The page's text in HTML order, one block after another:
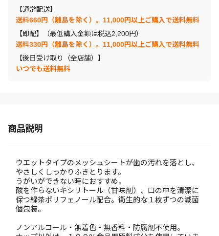
【通常配送】
送料660円（離島を除く）。11,000円以上ご購入で送料無料
【即配】（最低購入金額は税込2,200円）
送料330円（離島を除く）。11,000円以上ご購入で送料無料
【後日受け取り（全店舗）】
いつでも送料無料
商品説明
ウエットタイプのメッシュシートが歯の汚れを落とし、
やさしくしっかりふきとります。
うがいができない時におすすめ。
酸を作らないキシリトール（甘味剤）、口の中を清潔に
保つ緑茶ポリフェノール配合。衛生的な１枚ずつの滅菌
個包装。
ノンアルコール・無着色・無香料・防腐剤不使用。